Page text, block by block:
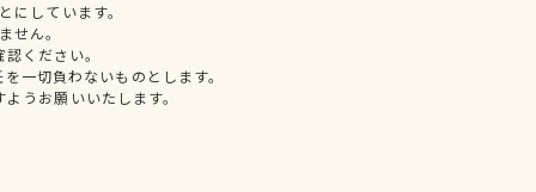
しています。
せん。
ください。
一切負わないものとします。
うお願いいたします。